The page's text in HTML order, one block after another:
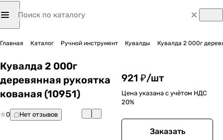
Главная Каталог Ручной инструмент Кувалды Кувалда 2 000г
Кувалда 2 000г
деревянная рукоятка
кованая (10951)
0 Нет отзывов
921 ₽/шт
Цена указана с учётом НДС
20%
Заказать